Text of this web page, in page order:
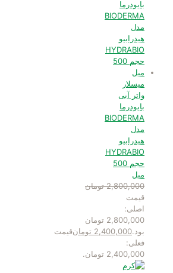
میسلار
واتر آبی
بایودرما
BIODERMA
مدل
هیدرابیو
HYDRABIO
حجم 500
میل
2,800,000 تومان
قیمت
اصلی:
2,800,000 تومان
بود.2,400,000 تومانقیمت
فعلی:
2,400,000 تومان.